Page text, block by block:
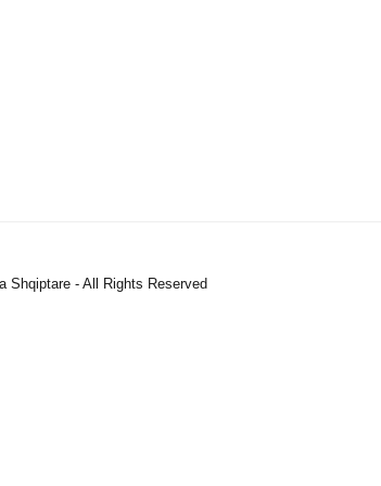
Shqiptare - All Rights Reserved